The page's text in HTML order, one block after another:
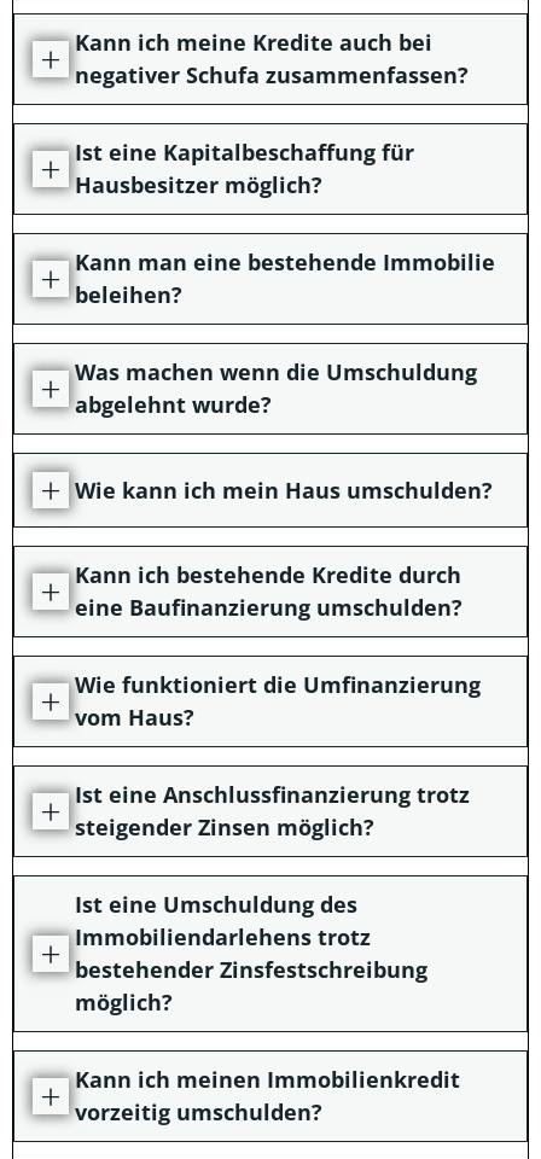
Kann ich meine Kredite auch bei
negativer Schufa zusammenfassen?
Ist eine Kapitalbeschaffung für
Hausbesitzer möglich?
Kann man eine bestehende Immobilie
beleihen?
Was machen wenn die Umschuldung
abgelehnt wurde?
Wie kann ich mein Haus umschulden?
Kann ich bestehende Kredite durch
eine Baufinanzierung umschulden?
Wie funktioniert die Umfinanzierung
vom Haus?
Ist eine Anschlussfinanzierung trotz
steigender Zinsen möglich?
Ist eine Umschuldung des
Immobiliendarlehens trotz
bestehender Zinsfestschreibung
möglich?
Kann ich meinen Immobilienkredit
vorzeitig umschulden?